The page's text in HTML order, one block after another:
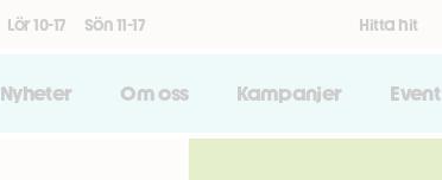
Lör 10-17 Sön 11-17 Hitta hit
Nyheter Om oss Kampanjer Event